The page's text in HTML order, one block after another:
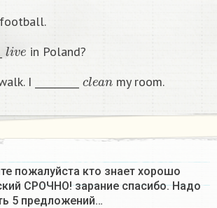
liv
in Poland?
I _________
l my room.​
пожалуйста кто знает хорошо
СРОЧНО! зарание спасибо. Надо
5 предложений…